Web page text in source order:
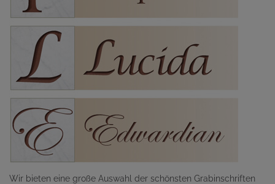
Wir bieten eine große Auswahl der schönsten Grabinschriften